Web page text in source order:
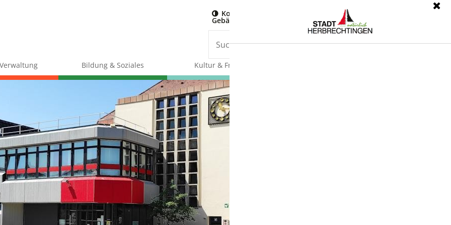
Kontrast Leichte Sprache
Gebärdensprache
Bildung & Soziales Kultur & Freizeit